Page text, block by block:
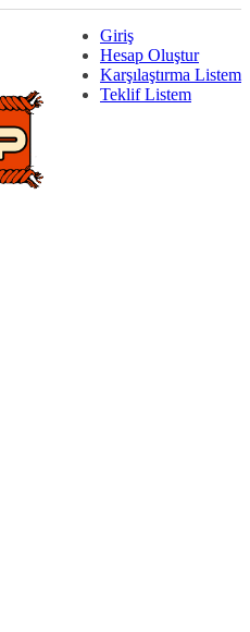
Giriş
Hesap Oluştur
Karşılaştırma Listem
Teklif Listem